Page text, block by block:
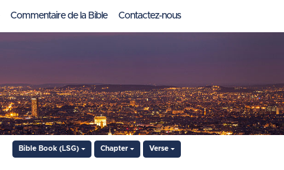
Commentaire de la Bible Contactez-nous
Bible Book (LSG) Chapter Verse